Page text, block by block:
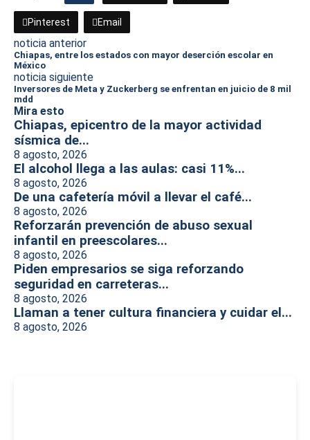
Pinterest Email
noticia anterior
Chiapas, entre los estados con mayor deserción escolar en
México
noticia siguiente
Inversores de Meta y Zuckerberg se enfrentan en juicio de 8 mil
mdd
Mira esto
Chiapas, epicentro de la mayor actividad
sísmica de...
8 agosto, 2026
El alcohol llega a las aulas: casi 11%...
8 agosto, 2026
De una cafetería móvil a llevar el café...
8 agosto, 2026
Reforzarán prevención de abuso sexual
infantil en preescolares...
8 agosto, 2026
Piden empresarios se siga reforzando
seguridad en carreteras...
8 agosto, 2026
Llaman a tener cultura financiera y cuidar el...
8 agosto, 2026